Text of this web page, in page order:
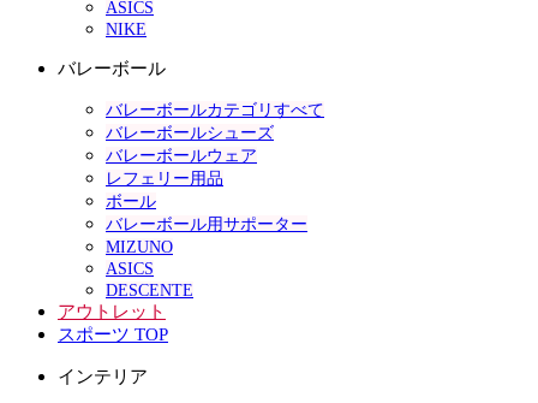
ASICS
NIKE
バレーボール
バレーボールカテゴリすべて
バレーボールシューズ
バレーボールウェア
レフェリー用品
ボール
バレーボール用サポーター
MIZUNO
ASICS
DESCENTE
アウトレット
スポーツ TOP
インテリア